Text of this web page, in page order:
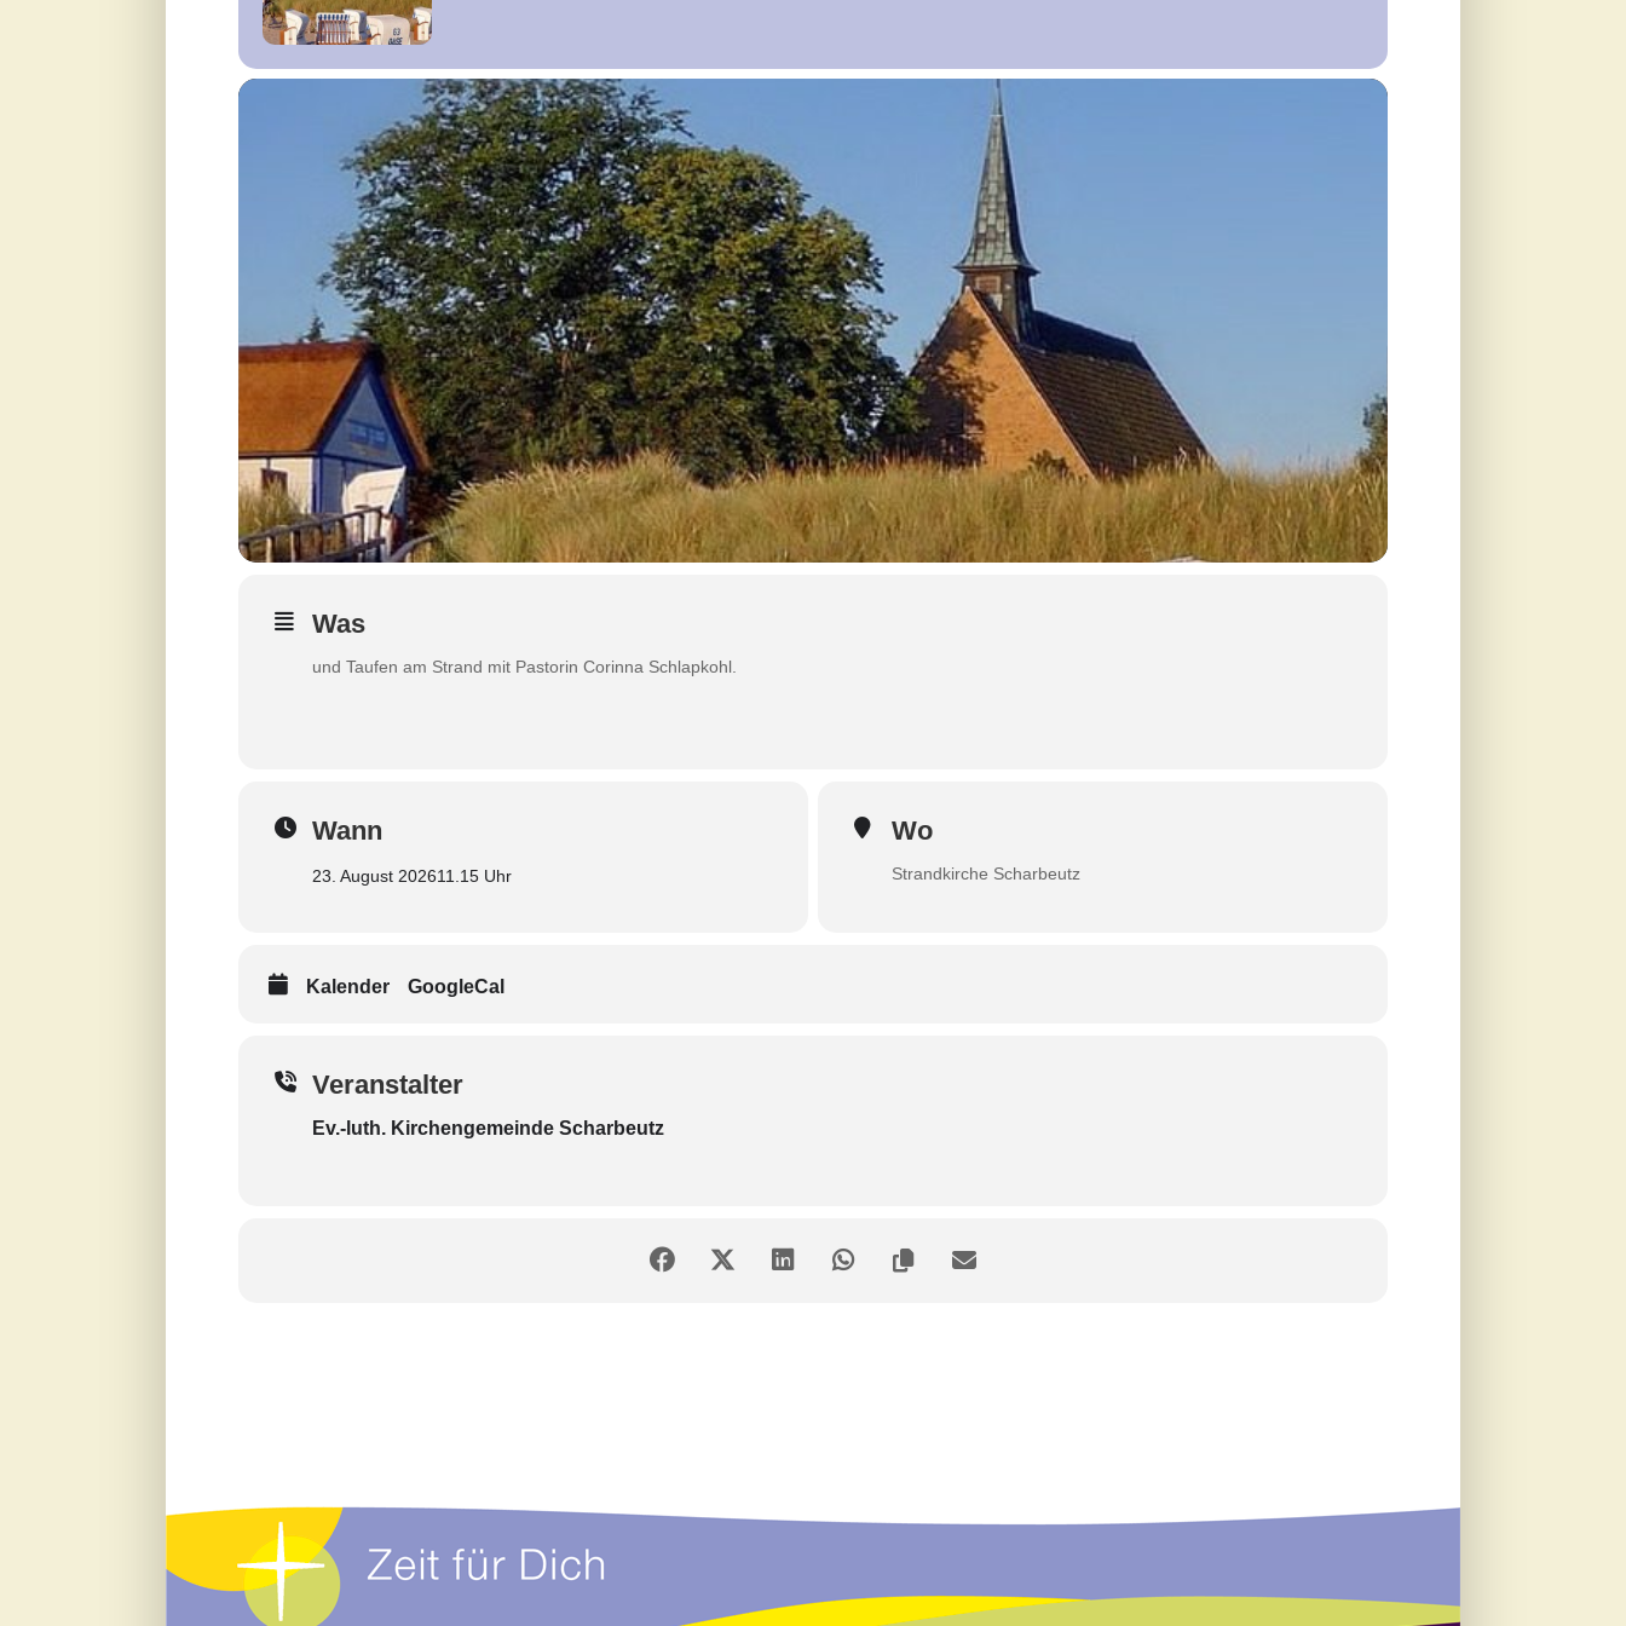
Was
und Taufen am Strand mit Pastorin Corinna Schlapkohl.
Wann
23. August 202611.15 Uhr
Wo
Strandkirche Scharbeutz
Kalender GoogleCal
Veranstalter
Ev.-luth. Kirchengemeinde Scharbeutz